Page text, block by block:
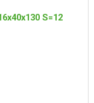
S=12